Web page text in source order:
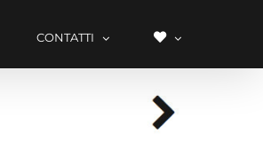
CONTATTI LISTA
DEI